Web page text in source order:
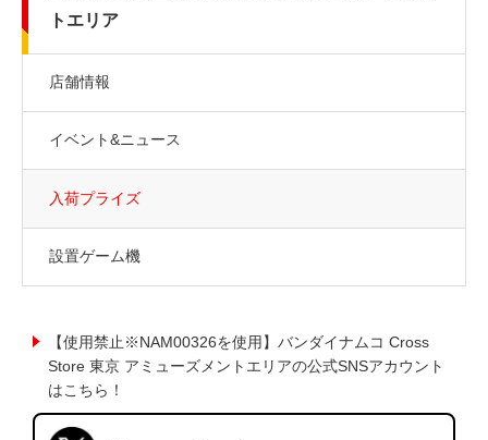
トエリア
店舗情報
イベント&ニュース
入荷プライズ
設置ゲーム機
【使用禁止※NAM00326を使用】バンダイナムコ Cross
Store 東京 アミューズメントエリアの公式SNSアカウント
はこちら！